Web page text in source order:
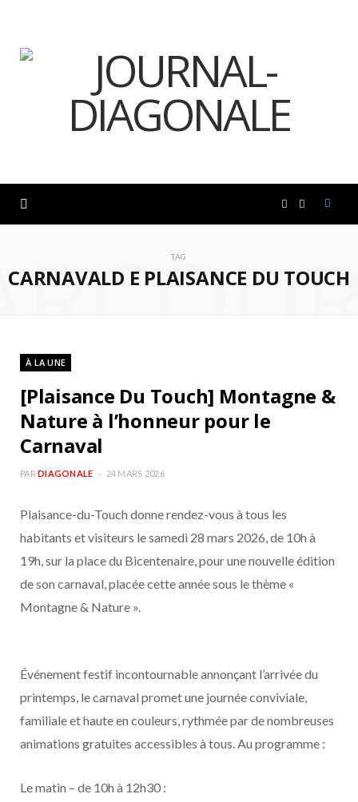
c
o
s
g
TAG
CARNAVALD E PLAISANCE DU TOUCH
À LA UNE
[Plaisance Du Touch] Montagne &
Nature à l’honneur pour le
Carnaval
PAR DIAGONALE 24 MARS 2026
Plaisance-du-Touch donne rendez-vous à tous les
habitants et visiteurs le samedi 28 mars 2026, de 10h à
19h, sur la place du Bicentenaire, pour une nouvelle édition
de son carnaval, placée cette année sous le thème «
Montagne & Nature ».
Événement festif incontournable annonçant l’arrivée du
printemps, le carnaval promet une journée conviviale,
familiale et haute en couleurs, rythmée par de nombreuses
animations gratuites accessibles à tous. Au programme :
Le matin – de 10h à 12h30 :